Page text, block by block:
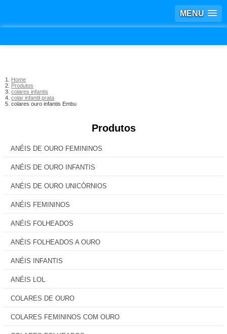
MENU
Home
Produtos
colares infantis
colar infantil prata
colares ouro infantis Embu
Produtos
ANÉIS DE OURO FEMININOS
ANÉIS DE OURO INFANTIS
ANÉIS DE OURO UNICÓRNIOS
ANÉIS FEMININOS
ANÉIS FOLHEADOS
ANÉIS FOLHEADOS A OURO
ANÉIS INFANTIS
ANÉIS LOL
COLARES DE OURO
COLARES FEMININOS COM OURO